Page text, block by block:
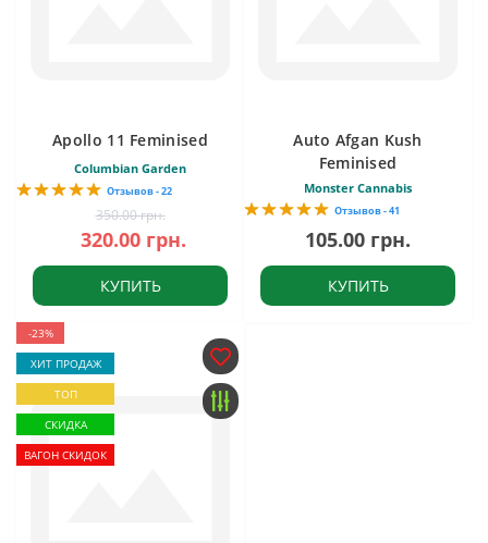
Apollo 11 Feminised
Columbian Garden
Отзывов - 22
350.00 грн.
320.00 грн.
КУПИТЬ
Auto Afgan Kush
Feminised
Monster Cannabis
Отзывов - 41
105.00 грн.
КУПИТЬ
-23%
ХИТ ПРОДАЖ
ТОП
СКИДКА
ВАГОН СКИДОК